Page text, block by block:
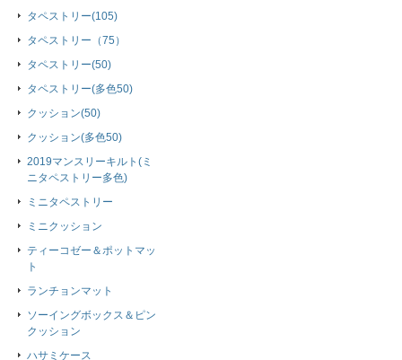
タペストリー(105)
タペストリー（75）
タペストリー(50)
タペストリー(多色50)
クッション(50)
クッション(多色50)
2019マンスリーキルト(ミ
ニタペストリー多色)
ミニタペストリー
ミニクッション
ティーコゼー＆ポットマッ
ト
ランチョンマット
ソーイングボックス＆ピン
クッション
ハサミケース